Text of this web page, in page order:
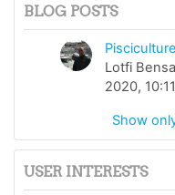
BLOG POSTS
Pisciculture
Lotfi
2020,
Show
USER INTERESTS